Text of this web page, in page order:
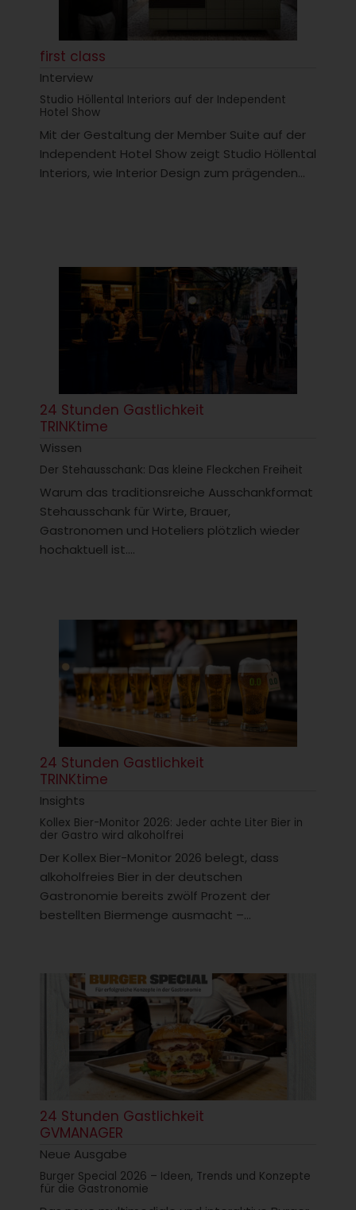
first class
Interview
Studio Höllental Interiors auf der Independent
Hotel Show
Mit der Gestaltung der Member Suite auf der
Independent Hotel Show zeigt Studio Höllental
Interiors, wie Interior Design zum prägenden...
24 Stunden Gastlichkeit
TRINKtime
Wissen
Der Stehausschank: Das kleine Fleckchen Freiheit
Warum das traditionsreiche Ausschankformat
Stehausschank für Wirte, Brauer,
Gastronomen und Hoteliers plötzlich wieder
hochaktuell ist....
24 Stunden Gastlichkeit
TRINKtime
Insights
Kollex Bier-Monitor 2026: Jeder achte Liter Bier in
der Gastro wird alkoholfrei
Der Kollex Bier-Monitor 2026 belegt, dass
alkoholfreies Bier in der deutschen
Gastronomie bereits zwölf Prozent der
bestellten Biermenge ausmacht –...
24 Stunden Gastlichkeit
GVMANAGER
Neue Ausgabe
Burger Special 2026 – Ideen, Trends und Konzepte
für die Gastronomie